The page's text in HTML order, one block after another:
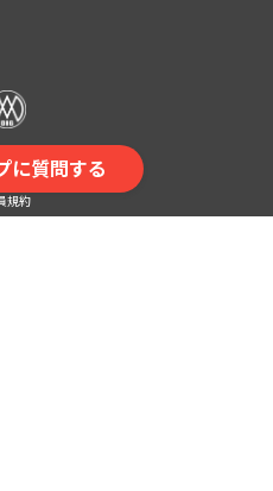
ーポリシー
に基づく表記
規約
に質問する